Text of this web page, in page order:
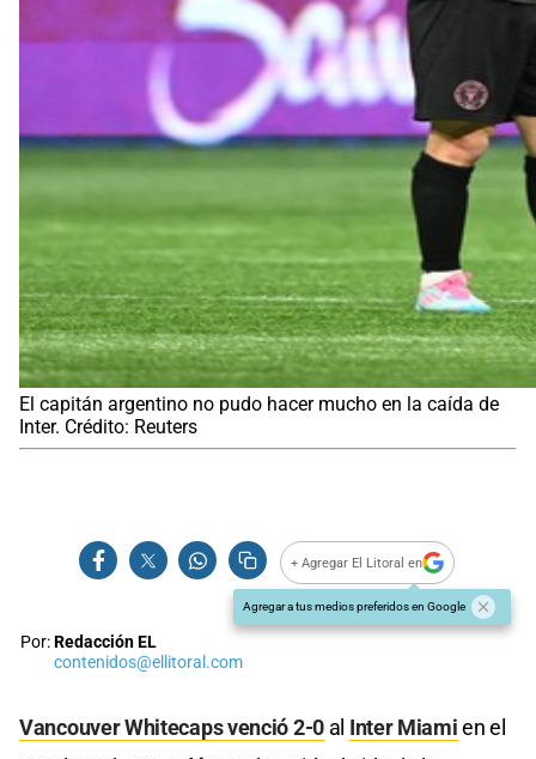
El capitán argentino no pudo hacer mucho en la caída de
Inter. Crédito: Reuters
+ Agregar El Litoral en
Agregar a tus medios preferidos en Google
Por:Redacción EL
contenidos@ellitoral.com
Vancouver Whitecaps venció 2-0 al Inter Miamien el